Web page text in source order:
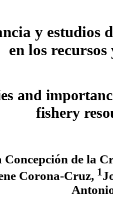
y estudios
en los
and
fishery
de la
Corona-Cruz, 1